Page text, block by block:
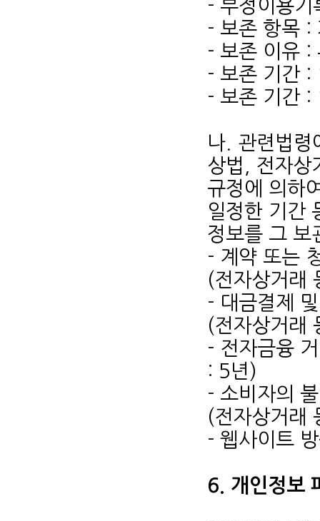
- 부정이용기
- 보존 항목 :
- 보존 이유 :
- 보존 기간 :
- 보존 기간 :
나. 관련법령
상법, 전자상
규정에 의하
일정한 기간
정보를 그 보
- 계약 또는
(전자상거래
- 대금결제
(전자상거래
- 전자금융
: 5년)
- 소비자의
(전자상거래
- 웹사이트
6. 개인정보